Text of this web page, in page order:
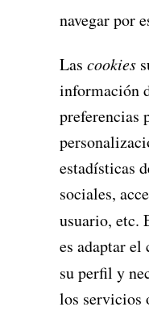
navegar por
Las cookies
información
preferencias
estadísticas
sociales,
usuario, etc.
es adaptar el
su perfil y
los servicios